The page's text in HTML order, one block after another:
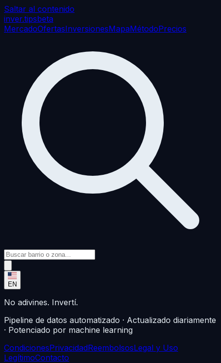
Saltar al contenido
inver.tipsbeta
MercadoOfertasInversionesMapaMétodoPrecios
EN
No adivines. Invertí.
Pipeline de datos automatizado · Actualizado diariamente
· Potenciado por machine learning
CondicionesPrivacidadReembolsosLegal y Uso
LegítimoContacto